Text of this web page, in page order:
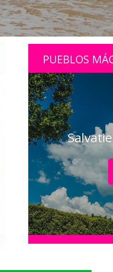
PUEBLOS